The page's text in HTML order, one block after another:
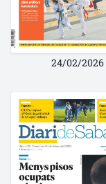
24/02/2026